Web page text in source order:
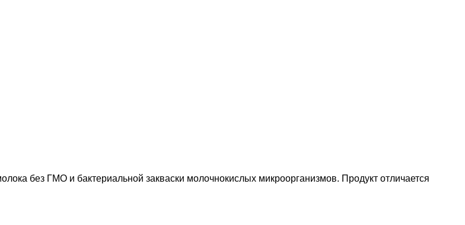
без ГМО и бактериальной закваски молочнокислых микроорганизмов. Продукт отличается